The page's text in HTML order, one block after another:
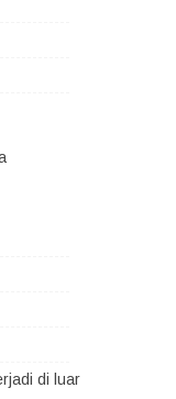
di luar